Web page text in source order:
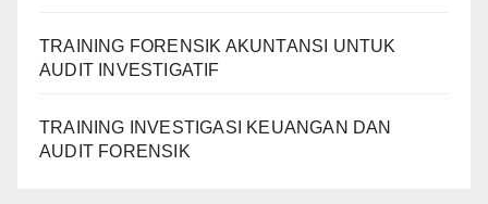
TRAINING FORENSIK AKUNTANSI UNTUK
AUDIT INVESTIGATIF
TRAINING INVESTIGASI KEUANGAN DAN
AUDIT FORENSIK